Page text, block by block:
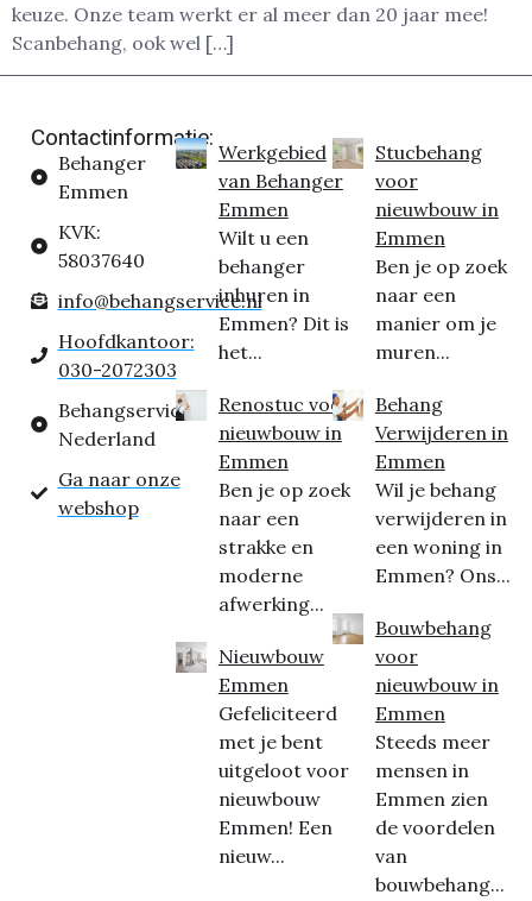
keuze. Onze team werkt er al meer dan 20 jaar mee!
Scanbehang, ook wel […]
Contactinformatie:
Behanger
Emmen
KVK:
58037640
info@behangservice.nl
Hoofdkantoor:
030-2072303
Behangservice
Nederland
Ga naar onze
webshop
Werkgebied
van Behanger
Emmen
Wilt u een
behanger
inhuren in
Emmen? Dit is
het...
Renostuc voor
nieuwbouw in
Emmen
Ben je op zoek
naar een
strakke en
moderne
afwerking...
Nieuwbouw
Emmen
Gefeliciteerd
met je bent
uitgeloot voor
nieuwbouw
Emmen! Een
nieuw...
Stucbehang
voor
nieuwbouw in
Emmen
Ben je op zoek
naar een
manier om je
muren...
Behang
Verwijderen in
Emmen
Wil je behang
verwijderen in
een woning in
Emmen? Ons...
Bouwbehang
voor
nieuwbouw in
Emmen
Steeds meer
mensen in
Emmen zien
de voordelen
van
bouwbehang...